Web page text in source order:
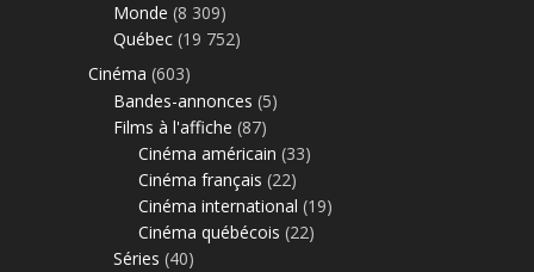
Monde (8 309)
Québec (19 752)
Cinéma (603)
Bandes-annonces (5)
Films à l'affiche (87)
Cinéma américain (33)
Cinéma français (22)
Cinéma international (19)
Cinéma québécois (22)
Séries (40)